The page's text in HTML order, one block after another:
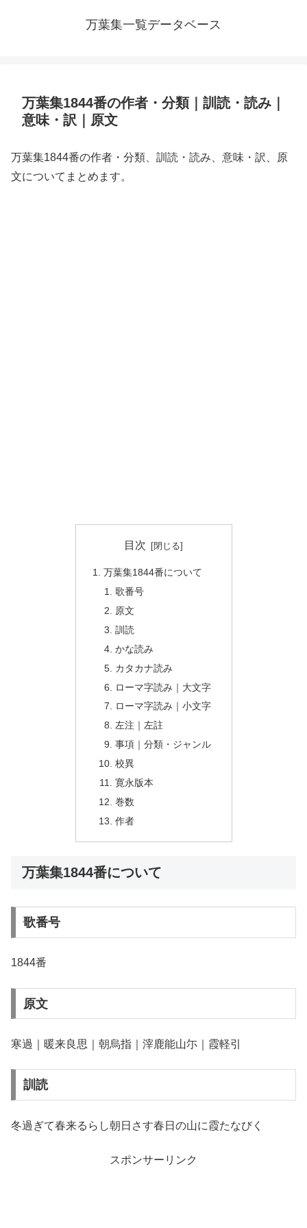
万葉集一覧データベース
万葉集1844番の作者・分類｜訓読・読み｜
意味・訳｜原文
万葉集1844番の作者・分類、訓読・読み、意味・訳、原
文についてまとめます。
目次
万葉集1844番について
歌番号
原文
訓読
かな読み
カタカナ読み
ローマ字読み｜大文字
ローマ字読み｜小文字
左注｜左註
事項｜分類・ジャンル
校異
寛永版本
巻数
作者
万葉集1844番について
歌番号
1844番
原文
寒過｜暖来良思｜朝烏指｜滓鹿能山尓｜霞軽引
訓読
冬過ぎて春来るらし朝日さす春日の山に霞たなびく
スポンサーリンク